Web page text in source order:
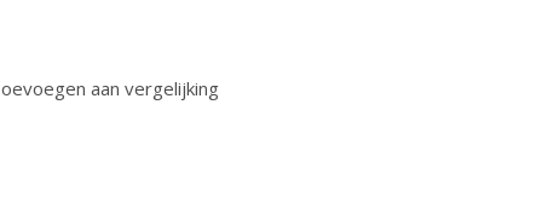
aan vergelijking